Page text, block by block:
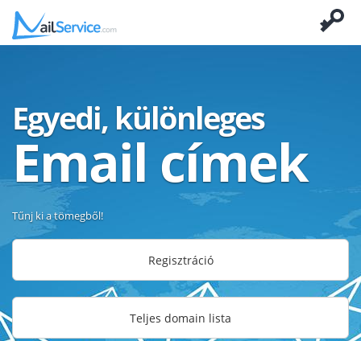
Egyedi, különleges
Email címek
Tűnj ki a tömegből!
Regisztráció
Teljes domain lista